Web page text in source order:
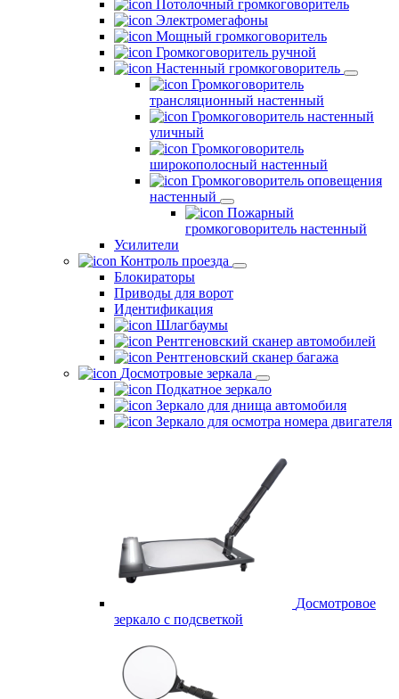
Потолочный громкоговоритель
Электромегафоны
Мощный громкоговоритель
Громкоговоритель ручной
Настенный громкоговоритель
Громкоговоритель
трансляционный настенный
Громкоговоритель настенный
уличный
Громкоговоритель
широкополосный настенный
Громкоговоритель оповещения
настенный
Пожарный
громкоговоритель настенный
Усилители
Контроль проезда
Блокираторы
Приводы для ворот
Идентификация
Шлагбаумы
Рентгеновский сканер автомобилей
Рентгеновский сканер багажа
Досмотровые зеркала
Подкатное зеркало
Зеркало для днища автомобиля
Зеркало для осмотра номера двигателя
Досмотровое
зеркало с подсветкой